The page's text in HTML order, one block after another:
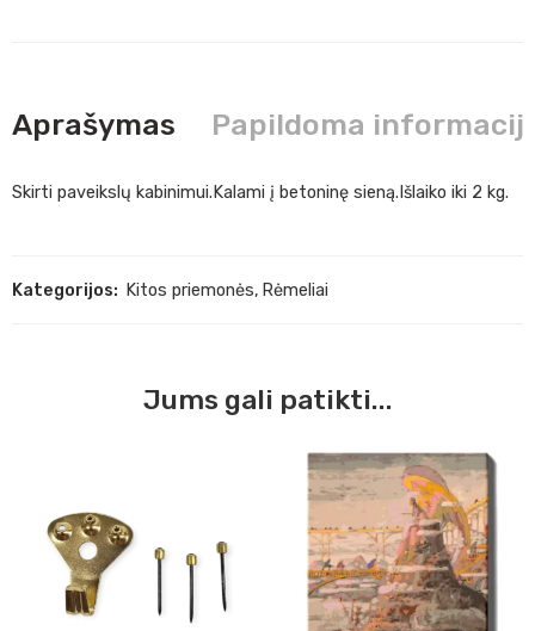
Aprašymas Papildoma
Skirti paveikslų kabinimui.Kalami į betoninę sieną.Išlaiko iki 2 kg.
Kategorijos: Kitos priemonės, Rėmeliai
Jums gali patikti...